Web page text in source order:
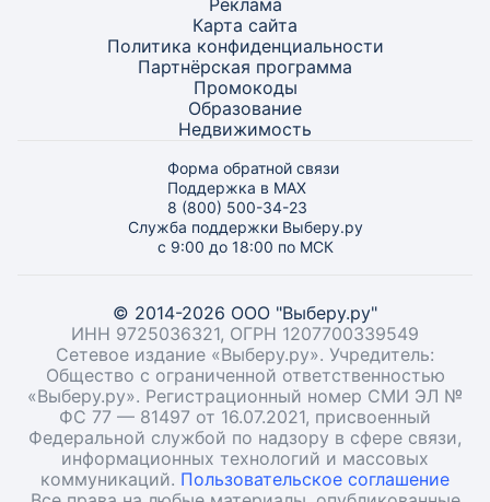
Реклама
Карта сайта
Политика конфиденциальности
Партнёрская программа
Промокоды
Образование
Недвижимость
Форма обратной связи
Поддержка в MAX
8 (800) 500-34-23
Служба поддержки Выберу.ру
с 9:00 до 18:00 по МСК
© 2014-2026 ООО "Выберу.ру"
ИНН 9725036321, ОГРН 1207700339549
Сетевое издание «Выберу.ру». Учредитель:
Общество с ограниченной ответственностью
«Выберу.ру». Регистрационный номер СМИ ЭЛ №
ФС 77 — 81497 от 16.07.2021, присвоенный
Федеральной службой по надзору в сфере связи,
информационных технологий и массовых
коммуникаций. Пользовательское соглашение